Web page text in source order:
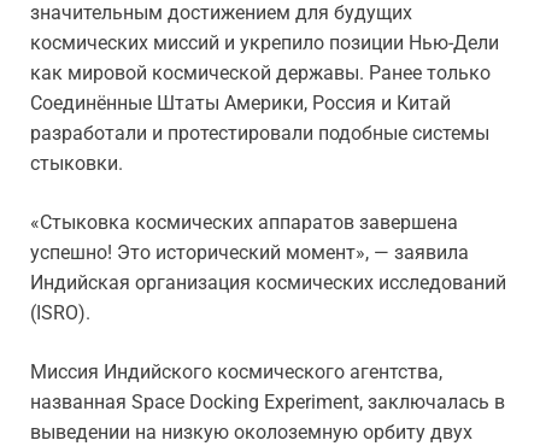
значительным достижением для будущих
космических миссий и укрепило позиции Нью-Дели
как мировой космической державы. Ранее только
Соединённые Штаты Америки, Россия и Китай
разработали и протестировали подобные системы
стыковки.
«Стыковка космических аппаратов завершена
успешно! Это исторический момент», — заявила
Индийская организация космических исследований
(ISRO).
Миссия Индийского космического агентства,
названная Space Docking Experiment, заключалась в
выведении на низкую околоземную орбиту двух